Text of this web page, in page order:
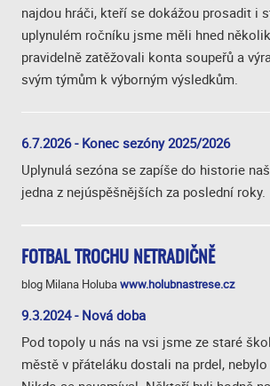
najdou hráči, kteří se dokážou prosadit i
uplynulém ročníku jsme měli hned
pravidelně zatěžovali konta soupeřů a
svým týmům k výborným výsledkům.
6.7.2026 - Konec sezóny 2025/2026
Uplynulá sezóna se zapíše do historie
jedna z nejúspěšnějších za poslední roky.
FOTBAL TROCHU NETRADIČNĚ
blog Milana Holubawww.holubnastrese.cz
9.3.2024 - Nová doba
Pod topoly u nás na vsi jsme ze staré
městě v přáteláku dostali na prdel,